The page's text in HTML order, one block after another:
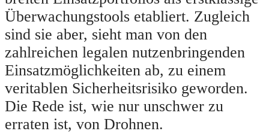
Überwachungstools etabliert. Zugleich
sind sie aber, sieht man von den
zahlreichen legalen nutzenbringenden
Einsatzmöglichkeiten ab, zu einem
veritablen Sicherheitsrisiko geworden.
Die Rede ist, wie nur unschwer zu
erraten ist, von Drohnen.